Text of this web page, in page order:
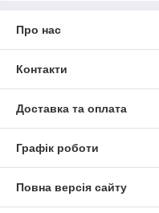
Про нас
Контакти
Доставка та оплата
Графік роботи
Повна версія сайту